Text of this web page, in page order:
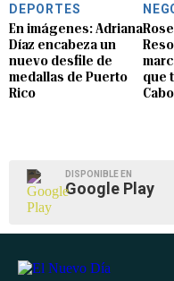
DEPORTES
En imágenes: Adriana
Díaz encabeza un
nuevo desfile de
medallas de Puerto
Rico
que
DISPONIBLE EN
Google Play